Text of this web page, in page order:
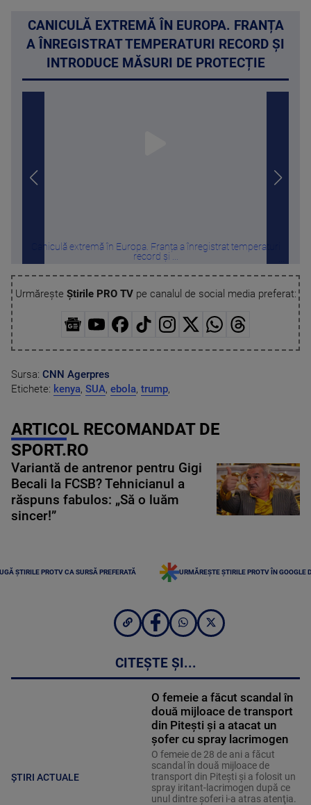
CANICULĂ EXTREMĂ ÎN EUROPA. FRANȚA
A ÎNREGISTRAT TEMPERATURI RECORD ȘI
INTRODUCE MĂSURI DE PROTECȚIE
Caniculă extremă în Europa. Franța a înregistrat temperaturi
record și ...
Urmărește Știrile PRO TVpe canalul de social media preferat:
Sursa: CNN Agerpres
Etichete: kenya, SUA, ebola, trump,
ARTICOL RECOMANDAT DE
SPORT.RO
Variantă de antrenor pentru Gigi
Becali la FCSB? Tehnicianul a
răspuns fabulos: „Să o luăm
sincer!”
ȘTIRILE PROTV CA SURSĂ PREFERATĂ URMĂREȘTE ȘTIRILE PROTV ÎN GOOGLE
CITEȘTE ȘI...
ȘTIRI ACTUALE
O femeie a făcut scandal în
două mijloace de transport
din Pitești și a atacat un
șofer cu spray lacrimogen
O femeie de 28 de ani a făcut
scandal în două mijloace de
transport din Piteşti şi a folosit un
spray iritant-lacrimogen după ce
unul dintre şoferi i-a atras atenţia.